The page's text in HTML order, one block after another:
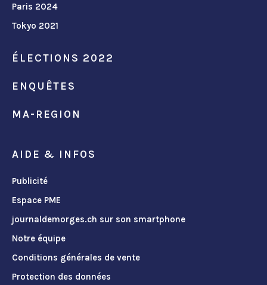
Paris 2024
Tokyo 2021
ÉLECTIONS 2022
ENQUÊTES
MA-REGION
AIDE & INFOS
Publicité
Espace PME
journaldemorges.ch sur son smartphone
Notre équipe
Conditions générales de vente
Protection des données